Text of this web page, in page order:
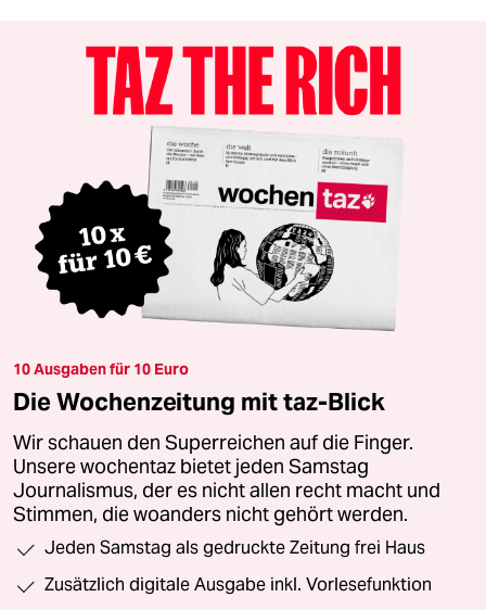
10 Ausgaben für 10 Euro
Die Wochenzeitung mit taz-Blick
Wir schauen den Superreichen auf die Finger.
Unsere wochentaz bietet jeden Samstag
Journalismus, der es nicht allen recht macht und
Stimmen, die woanders nicht gehört werden.
Jeden Samstag als gedruckte Zeitung frei Haus
Zusätzlich digitale Ausgabe inkl. Vorlesefunktion